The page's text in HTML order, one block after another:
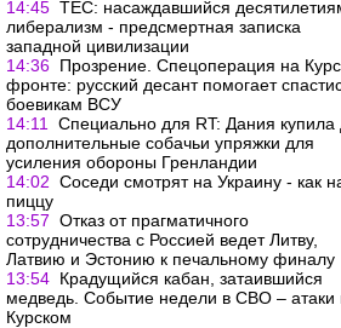
14:45 TEC: насаждавшийся
либерализм - предсмертная записка
западной цивилизации
14:36 Прозрение. Спецоперация на
фронте: русский десант помогает
боевикам ВСУ
14:11
Специально для RT: Дания купила
дополнительные собачьи упряжки для
усиления обороны Гренландии
14:02 Соседи смотрят на Украину - как
пиццу
13:57 Отказ от прагматичного
сотрудничества с Россией ведет Литву,
Латвию и Эстонию к печальному финалу
13:54 Крадущийся кабан, затаившийся
медведь. Событие недели в СВО – атаки
Курском